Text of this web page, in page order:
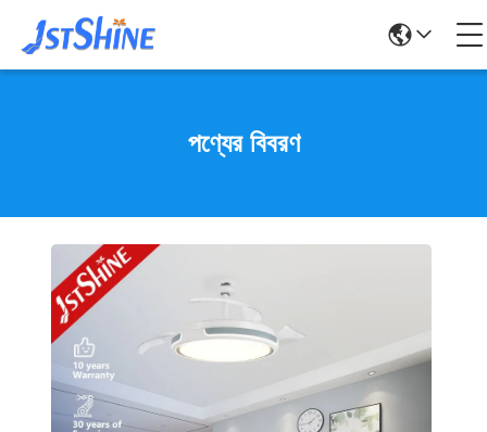
পণ্যের বিবরণ